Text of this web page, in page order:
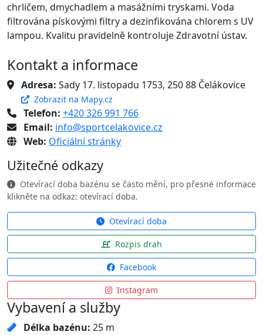
chrličem, dmychadlem a masážními tryskami. Voda
filtrována pískovými filtry a dezinfikována chlorem s UV
lampou. Kvalitu pravidelně kontroluje Zdravotní ústav.
Kontakt a informace
Adresa: Sady 17. listopadu 1753, 250 88 Čelákovice
Zobrazit na Mapy.cz
Telefon: +420 326 991 766
Email: info@sportcelakovice.cz
Web: Oficiální stránky
Užitečné odkazy
Otevírací doba bazénu se často mění, pro přesné informace
klikněte na odkaz: otevírací doba.
Otevírací doba
Rozpis drah
Facebook
Instagram
Vybavení a služby
Délka bazénu: 25 m